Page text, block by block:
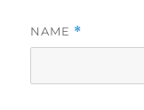
NAME *